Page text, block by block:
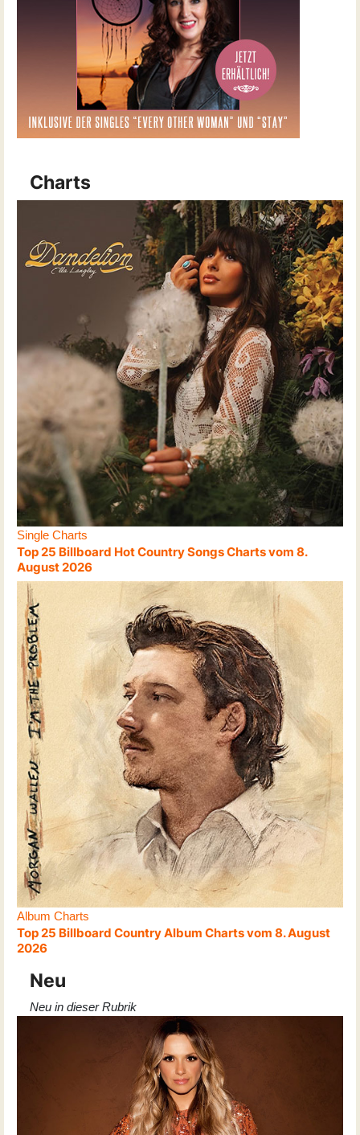
Charts
Single Charts
Top 25 Billboard Hot Country Songs Charts vom 8.
August 2026
Album Charts
Top 25 Billboard Country Album Charts vom 8. August
2026
Neu
Neu in dieser Rubrik